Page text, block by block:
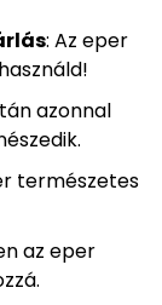
: Az eper
azonnal
természetes
az eper